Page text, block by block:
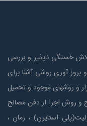
خستگی ناپذير و بررسی
آوری روشی آشنا برای
و روشهای موجود و تحمیل
و روش اجرا از دفن مصالح
استايرن) ، زمان ،